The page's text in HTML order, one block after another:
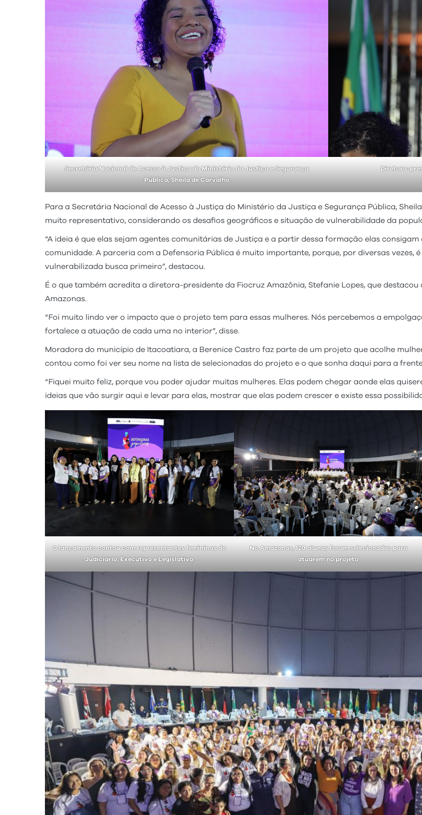
Secretária Nacional de Acesso à Justiça do Ministério da Justiça e Segurança
Pública, Sheila de Carvalho
Diretora-
Para a Secretária Nacional de Acesso à Justiça do Ministério da Justiça e Segurança Pública,
muito representativo, considerando os desafios geográficos e situação de vulnerabilidade da
“A ideia é que elas sejam agentes comunitárias de Justiça e a partir dessa formação elas
comunidade. A parceria com a Defensoria Pública é muito importante, porque, por diversas vezes,
vulnerabilizada busca primeiro”, destacou.
É o que também acredita a diretora-presidente da Fiocruz Amazônia, Stefanie Lopes, que
Amazonas.
“Foi muito lindo ver o impacto que o projeto tem para essas mulheres. Nós percebemos a
fortalece a atuação de cada uma no interior”, disse.
Moradora do município de Itacoatiara, a Berenice Castro faz parte de um projeto que acolhe
contou como foi ver seu nome na lista de selecionadas do projeto e o que sonha daqui para a
“Fiquei muito feliz, porque vou poder ajudar muitas mulheres. Elas podem chegar aonde elas
ideias que vão surgir aqui e levar para elas, mostrar que elas podem crescer e existe essa
O lançamento contou com representantes femininas do
Judiciário, Executivo e Legislativo
No Amazonas, 120 alunas foram selecionadas para
atuarem no projeto